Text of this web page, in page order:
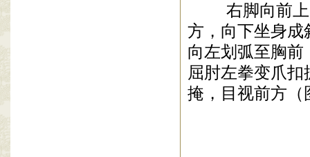
右脚向前上步
方，向下坐身成
向左划弧至胸
屈肘左拳变爪
掩，目视前方（